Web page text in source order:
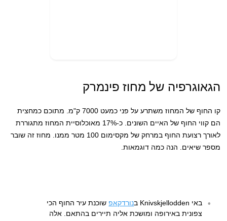
הגאוגרפיה של מחוז פינמרק
קו החוף של המחוז משתרע על פני כמעט 7000 ק"מ. מתוכם כמחצית
הם קווי החוף של האיים השונים. כ-17% מאוכלוסיית המחוז מתגוררת
לאורך רצועת החוף במרחק של מקסימום 100 מטר ממנו. מחוז זה שובר
מספר שיאים. הנה כמה דוגמאות.
באי Knivskjellodden ב נורדקאפ שוכנת עיר החוף הכי
צפונית באירופה ומושכת אליה תיירים בהתאם. אלה